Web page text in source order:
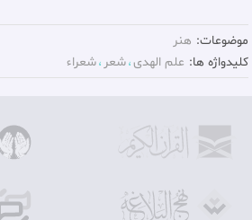
موضوعات: هنر
کلیدواژه ها: علم الهدى شعر شعراء